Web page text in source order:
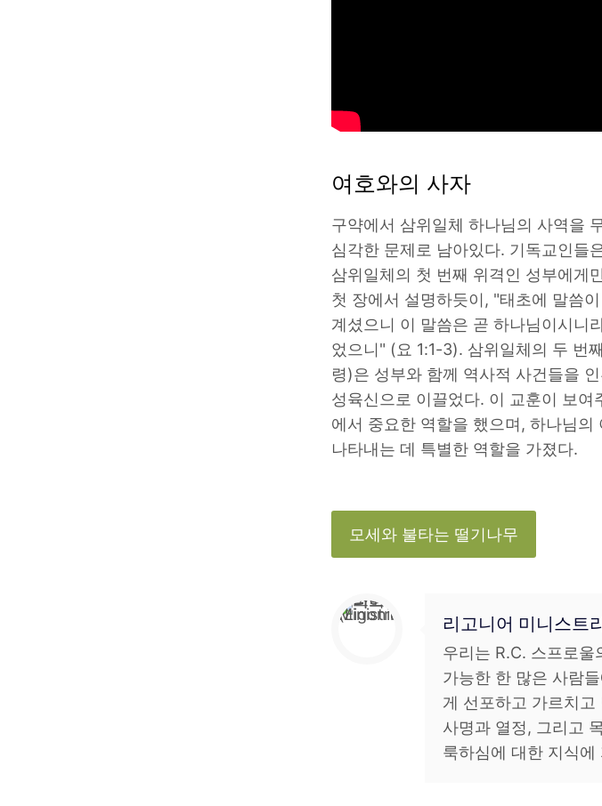
여호와의 사자
구약에서 삼위일체 하나님의 사역을
심각한 문제로 남아있다. 기독교인들
삼위일체의 첫 번째 위격인 성부에게
첫 장에서 설명하듯이, "태초에 말씀
계셨으니 이 말씀은 곧 하나님이시니
었으니" (요 1:1-3). 삼위일체의 두 번
령)은 성부와 함께 역사적 사건들을
성육신으로 이끌었다. 이 교훈이 보
에서 중요한 역할을 했으며, 하나님
나타내는 데 특별한 역할을 가졌다.
모세와 불타는 떨기나무
리고니어 미니스
우리는 R.C. 스프로
가능한 한 많은 사람
게 선포하고 가르치고
사명과 열정, 그리고
룩하심에 대한 지식